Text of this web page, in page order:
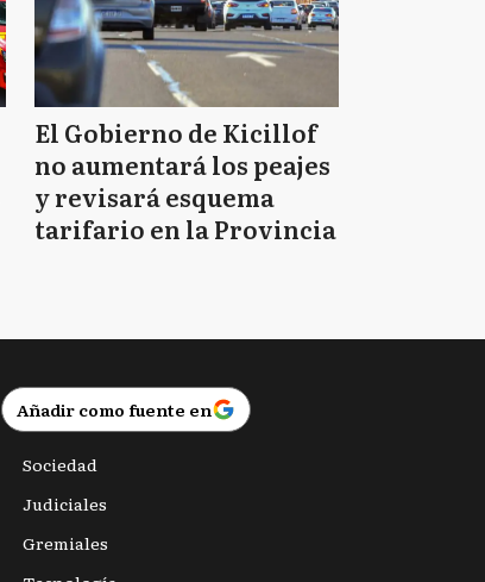
El Gobierno de Kicillof
no aumentará los peajes
y revisará esquema
tarifario en la Provincia
Añadir como fuente en
Sociedad
Judiciales
Gremiales